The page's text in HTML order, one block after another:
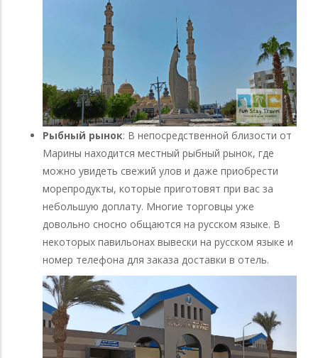
Рыбный рынок: В непосредственной близости от
Марины находится местный рыбный рынок, где
можно увидеть свежий улов и даже приобрести
морепродукты, которые приготовят при вас за
небольшую доплату. Многие торговцы уже
довольно сносно общаются на русском языке. В
некоторых павильонах вывески на русском языке и
номер телефона для заказа доставки в отель.